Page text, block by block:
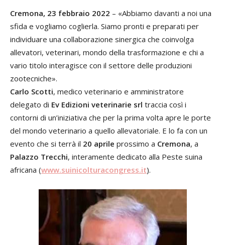
Cremona, 23 febbraio 2022 – «Abbiamo davanti a noi una
sfida e vogliamo coglierla. Siamo pronti e preparati per
individuare una collaborazione sinergica che coinvolga
allevatori, veterinari, mondo della trasformazione e chi a
vario titolo interagisce con il settore delle produzioni
zootecniche».
Carlo Scotti, medico veterinario e amministratore
delegato di Ev Edizioni veterinarie srl traccia così i
contorni di un’iniziativa che per la prima volta apre le porte
del mondo veterinario a quello allevatoriale. E lo fa con un
evento che si terrà il 20 aprile prossimo a Cremona, a
Palazzo Trecchi, interamente dedicato alla Peste suina
africana (www.suinicolturacongress.it).